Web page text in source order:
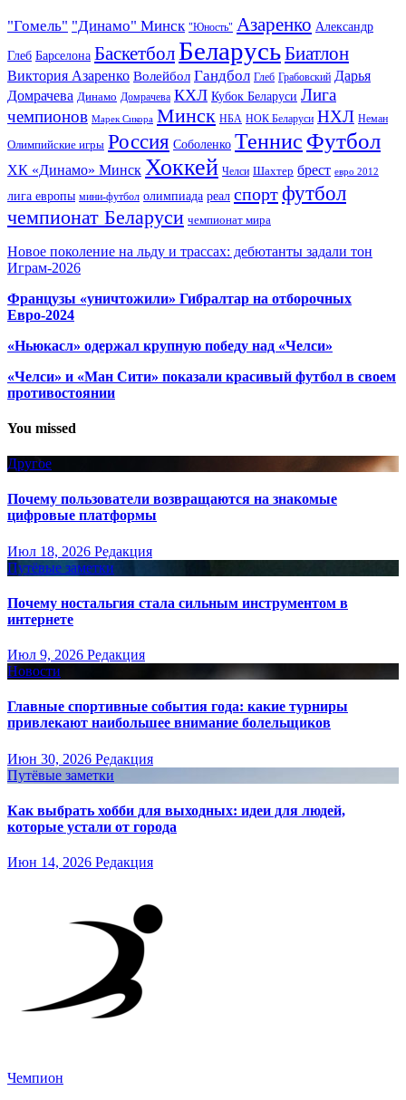
"Гомель" "Динамо" Минск "Юность" Азаренко Александр
Глеб Барселона Баскетбол БеларусьБиатлон
Виктория Азаренко Волейбол Гандбол Глеб Грабовский Дарья
Домрачева Динамо Домрачева КХЛ Кубок Беларуси Лига
чемпионов Марек Сикора Минск НБА НОК Беларуси НХЛ Неман
Олимпийские игры Россия Соболенко Теннис Футбол
ХК «Динамо» Минск Хоккей Челси Шахтер брест евро 2012
лига европы мини-футбол олимпиада реал спортфутбол
чемпионат Беларуси чемпионат мира
Новое поколение на льду и трассах: дебютанты задали тон
Играм-2026
Французы «уничтожили» Гибралтар на отборочных
Евро-2024
«Ньюкасл» одержал крупную победу над «Челси»
«Челси» и «Ман Сити» показали красивый футбол в своем
противостоянии
You missed
Другое
Почему пользователи возвращаются на знакомые
цифровые платформы
Июл 18, 2026 Редакция
Путёвые заметки
Почему ностальгия стала сильным инструментом в
интернете
Июл 9, 2026 Редакция
Новости
Главные спортивные события года: какие турниры
привлекают наибольшее внимание болельщиков
Июн 30, 2026 Редакция
Путёвые заметки
Как выбрать хобби для выходных: идеи для людей,
которые устали от города
Июн 14, 2026 Редакция
Чемпион